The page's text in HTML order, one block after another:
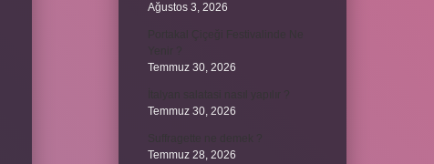
Ağustos 3, 2026
Temmuz 30, 2026
Temmuz 30, 2026
Temmuz 28, 2026